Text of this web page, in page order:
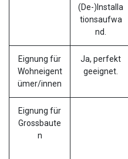
(De-)Installa
tionsaufwa
nd.
Eignung für
Wohneigent
ümer/innen
Ja, perfekt
geeignet.
Eignung für
Grossbaute
n